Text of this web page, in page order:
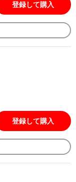
登録して購入
登録して購入